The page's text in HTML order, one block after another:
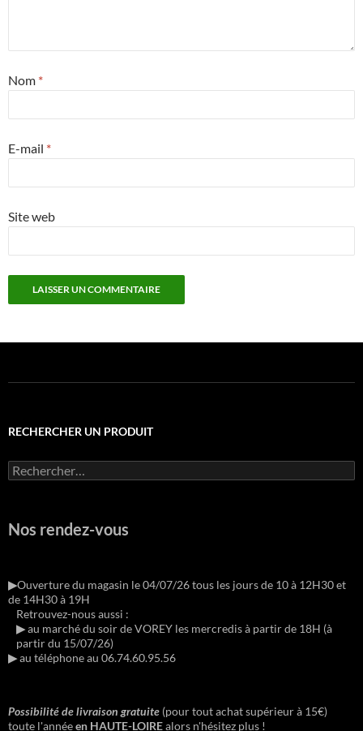
Nom *
E-mail *
Site web
RECHERCHER UN PRODUIT
Rechercher :
Nos rendez-vous
▶︎Ouverture du magasin le 04/07/26 tous les jours de 10 à 12H30 et
de 14H30 à 19H
Retrouvez-nous aussi :
▶︎au marché du soir de VOREY les mercredis à partir de 18H (à
partir du 15/07/26)
▶︎au téléphone au 06.74.60.95.56
Possibilité de livraison gratuite (pour tout achat supérieur à 15€)
toute l'annéeen HAUTE-LOIREalors n'hésitez plus !